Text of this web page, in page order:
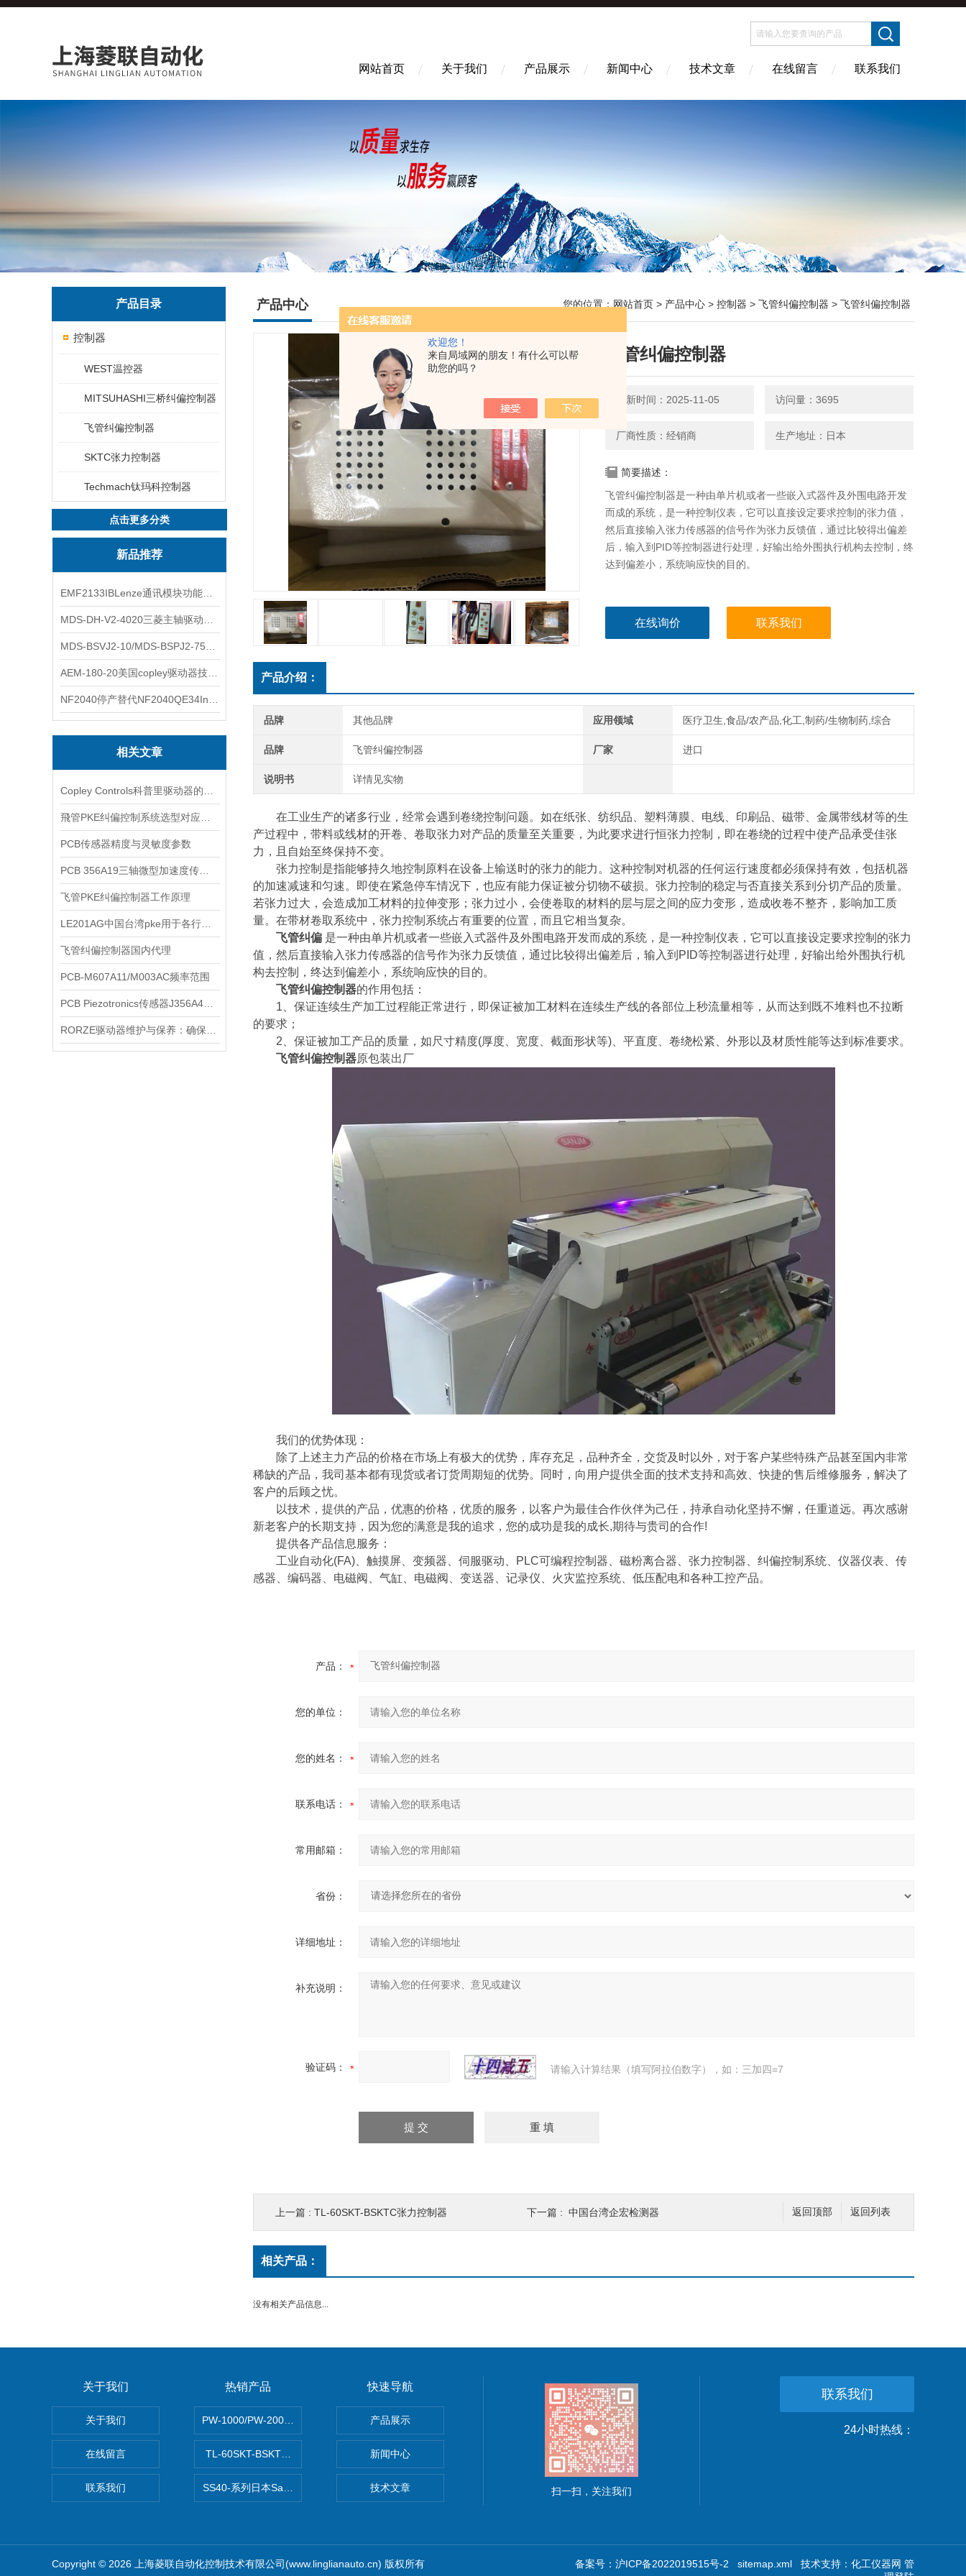
欢迎您！
来自局域网的朋友！有什么可以帮
助您的吗？
网站首页 关于我们 产品展示 新闻中心 技术文章 在线留言 联系我们
产品目录
控制器
WEST温控器
MITSUHASHI三桥纠偏控制器
飞管纠偏控制器
SKTC张力控制器
Techmach钛玛科控制器
点击更多分类
新品推荐
相关文章
PCB传感器精度与灵敏度参数
飞管PKE纠偏控制器工作原理
飞管纠偏控制器国内代理
PCB-M607A11/M003AC频率范围
产品中心 您的位置： 网站首页 > 产品中心 > 控制器 > 飞管纠偏控制器 > 飞管纠偏控制器
飞管纠偏控制器
更新时间：2025-11-05 访问量：3695
厂商性质：经销商 生产地址：日本
简要描述：
飞管纠偏控制器是一种由单片机或者一些嵌入式器件及外围电路开发
而成的系统，是一种控制仪表，它可以直接设定要求控制的张力值，
然后直接输入张力传感器的信号作为张力反馈值，通过比较得出偏差
后，输入到PID等控制器进行处理，好输出给外围执行机构去控制，终
达到偏差小，系统响应快的目的。
在线询价 联系我们
产品介绍：
品牌 其他品牌 应用领域 医疗卫生,食品/农产品,化工,制药/生物制药,综合
品牌 飞管纠偏控制器 厂家 进口
说明书 详情见实物
在工业生产的诸多行业，经常会遇到卷绕控制问题。如在纸张、纺织品、塑料薄膜、电线、印刷品、磁带、金属带线材等的生
产过程中，带料或线材的开卷、卷取张力对产品的质量至关重要，为此要求进行恒张力控制，即在卷绕的过程中使产品承受佳张
力，且自始至终保持不变。
张力控制是指能够持久地控制原料在设备上输送时的张力的能力。这种控制对机器的任何运行速度都必须保持有效，包括机器
的加速减速和匀速。即使在紧急停车情况下，也应有能力保证被分切物不破损。张力控制的稳定与否直接关系到分切产品的质量。
若张力过大，会造成加工材料的拉伸变形；张力过小，会使卷取的材料的层与层之间的应力变形，造成收卷不整齐，影响加工质
量。在带材卷取系统中，张力控制系统占有重要的位置，而且它相当复杂。
飞管纠偏 是一种由单片机或者一些嵌入式器件及外围电路开发而成的系统，是一种控制仪表，它可以直接设定要求控制的张力
值，然后直接输入张力传感器的信号作为张力反馈值，通过比较得出偏差后，输入到PID等控制器进行处理，好输出给外围执行机
构去控制，终达到偏差小，系统响应快的目的。
飞管纠偏控制器的作用包括：
1、保证连续生产加工过程能正常进行，即保证被加工材料在连续生产线的各部位上秒流量相等，从而达到既不堆料也不拉断
的要求；
2、保证被加工产品的质量，如尺寸精度(厚度、宽度、截面形状等)、平直度、卷绕松紧、外形以及材质性能等达到标准要求。
飞管纠偏控制器原包装出厂
我们的优势体现：
除了上述主力产品的价格在市场上有极大的优势，库存充足，品种齐全，交货及时以外，对于客户某些特殊产品甚至国内非常
稀缺的产品，我司基本都有现货或者订货周期短的优势。同时，向用户提供全面的技术支持和高效、快捷的售后维修服务，解决了
客户的后顾之忧。
以技术，提供的产品，优惠的价格，优质的服务，以客户为最佳合作伙伴为己任，持承自动化坚持不懈，任重道远。再次感谢
新老客户的长期支持，因为您的满意是我的追求，您的成功是我的成长,期待与贵司的合作!
提供各产品信息服务：
工业自动化(FA)、触摸屏、变频器、伺服驱动、PLC可编程控制器、磁粉离合器、张力控制器、纠偏控制系统、仪器仪表、传
感器、编码器、电磁阀、气缸、电磁阀、变送器、记录仪、火灾监控系统、低压配电和各种工控产品。
产品：
您的单位：
您的姓名：
联系电话：
常用邮箱：
省份：
详细地址：
补充说明：
验证码： 请输入计算结果（填写阿拉伯数字），如：三加四=7
返回列表
返回顶部
上一篇 : TL-60SKT-BSKTC张力控制器 下一篇 : 中国台湾企宏检测器
相关产品：
没有相关产品信息...
关于我们
关于我们
在线留言
联系我们
热销产品
PW-1000/PW-2000MITSUHASHI三桥纠偏控制器现货
TL-60SKT-BSKTC张力控制器
SS40-系列日本Sawamura泽村电机
快速导航
产品展示
新闻中心
技术文章 扫一扫，关注我们
联系我们
24小时热线：
Copyright © 2026 上海菱联自动化控制技术有限公司(www.linglianauto.cn) 版权所有 备案号：沪ICP备2022019515号-2 sitemap.xml 技术支持： 化工仪器网 管